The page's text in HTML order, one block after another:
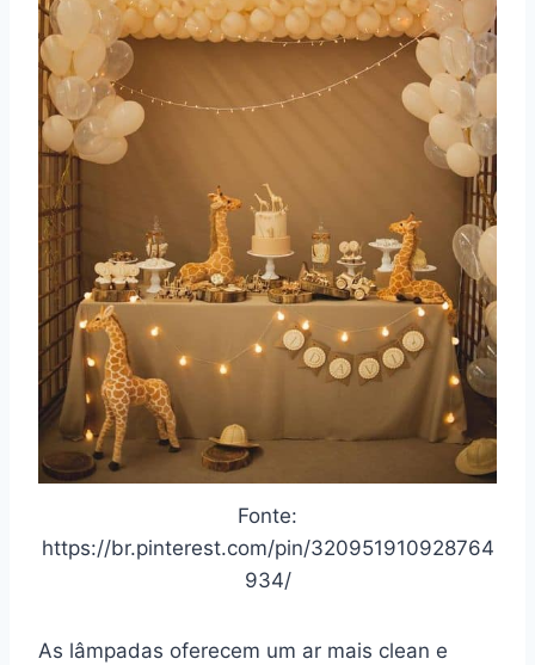
Fonte:
https://br.pinterest.com/pin/320951910928764
934/
As lâmpadas oferecem um ar mais clean e